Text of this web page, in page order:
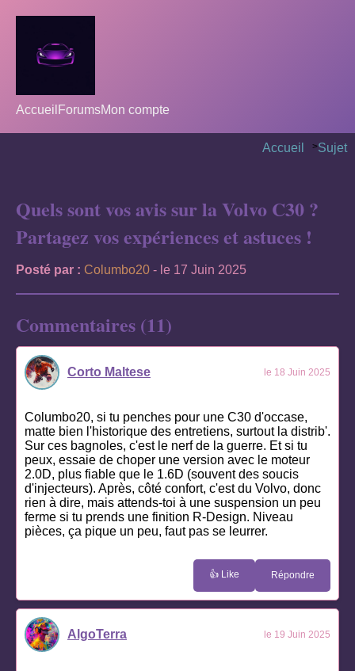
Accueil ForumsMon compte
Accueil >Sujet
Quels sont vos avis sur la Volvo C30 ?
Partagez vos expériences et astuces !
Posté par : Columbo20 - le 17 Juin 2025
Commentaires (11)
Corto Maltese le 18 Juin 2025
Columbo20, si tu penches pour une C30 d'occase,
matte bien l'historique des entretiens, surtout la distrib'.
Sur ces bagnoles, c'est le nerf de la guerre. Et si tu
peux, essaie de choper une version avec le moteur
2.0D, plus fiable que le 1.6D (souvent des soucis
d'injecteurs). Après, côté confort, c'est du Volvo, donc
rien à dire, mais attends-toi à une suspension un peu
ferme si tu prends une finition R-Design. Niveau
pièces, ça pique un peu, faut pas se leurrer.
👍 Like Répondre
AlgoTerra le 19 Juin 2025